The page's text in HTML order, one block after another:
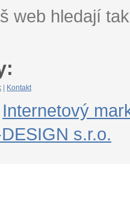
web hledají
Kontakt
Internetový
s.r.o.